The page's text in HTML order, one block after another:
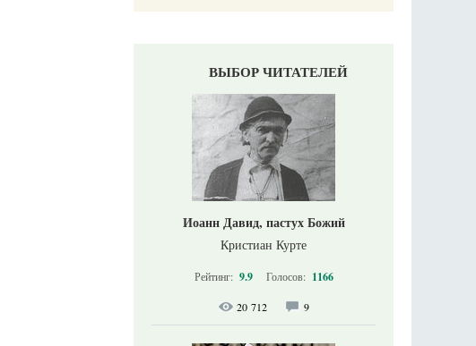
ВЫБОР ЧИТАТЕЛЕЙ
Иоанн Давид, пастух Божий
Кристиан Курте
Рейтинг: 9.9 Голосов: 1166
20 712 9